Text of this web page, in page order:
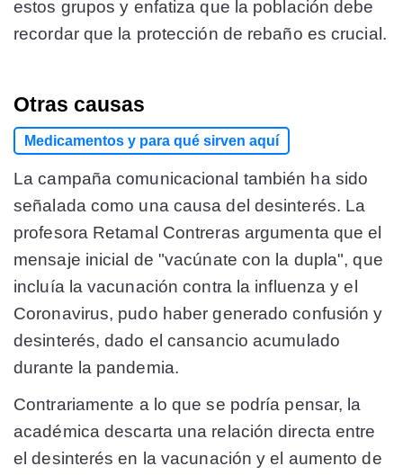
estos grupos y enfatiza que la población debe
recordar que la protección de rebaño es crucial.
Otras causas
Medicamentos y para qué sirven aquí
La campaña comunicacional también ha sido
señalada como una causa del desinterés. La
profesora Retamal Contreras argumenta que el
mensaje inicial de "vacúnate con la dupla", que
incluía la vacunación contra la influenza y el
Coronavirus, pudo haber generado confusión y
desinterés, dado el cansancio acumulado
durante la pandemia.
Contrariamente a lo que se podría pensar, la
académica descarta una relación directa entre
el desinterés en la vacunación y el aumento de